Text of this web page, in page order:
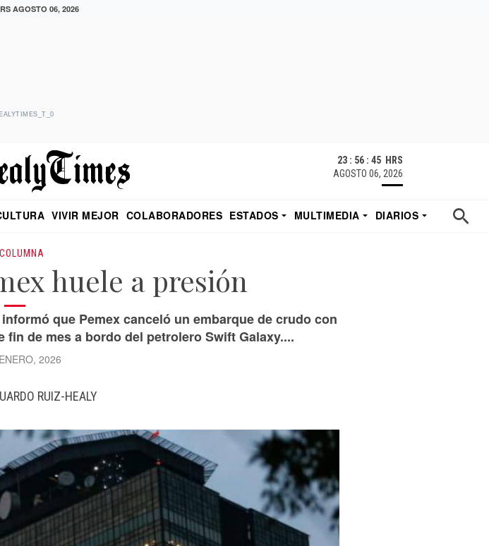
AGOSTO 06, 2026
23 : 56 : 46 HRS
AGOSTO 06, 2026
VIVIR MEJOR COLABORADORES ESTADOS MULTIMEDIA
DIARIOS
huele a presión
que Pemex canceló un embarque de crudo con
de mes a bordo del petrolero Swift Galaxy....
2026
RUIZ-HEALY